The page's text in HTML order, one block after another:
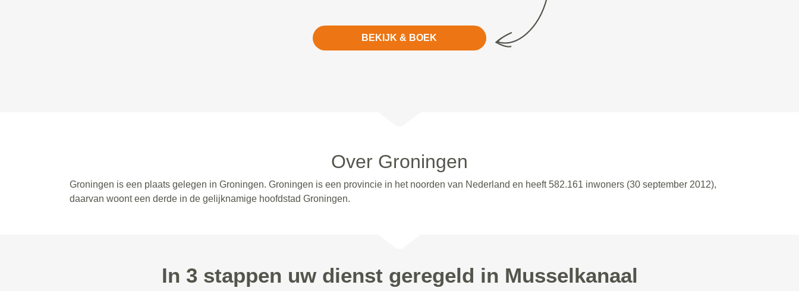
BEKIJK & BOEK
Over Groningen
Groningen is een plaats gelegen in Groningen. Groningen is een provincie in het noorden van Nederland en heeft 582.161 inwoners (30 september 2012),
daarvan woont een derde in de gelijknamige hoofdstad Groningen.
In 3 stappen uw dienst geregeld in Musselkanaal